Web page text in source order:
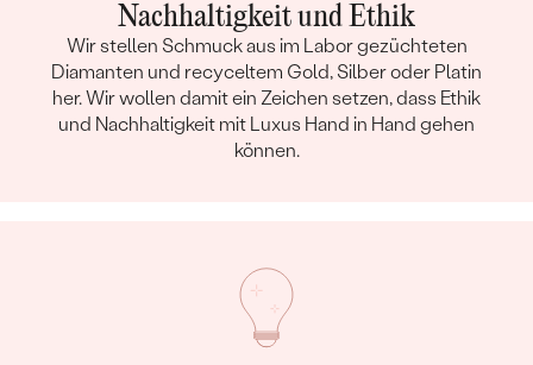
Nachhaltigkeit und Ethik
Wir stellen Schmuck aus im Labor gezüchteten
Diamanten und recyceltem Gold, Silber oder Platin
her. Wir wollen damit ein Zeichen setzen, dass Ethik
und Nachhaltigkeit mit Luxus Hand in Hand gehen
können.